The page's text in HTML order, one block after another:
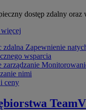
dostęp zdalny oraz
zdalna Zapewnienie
wsparcia
zarządzanie
nimi
ceny